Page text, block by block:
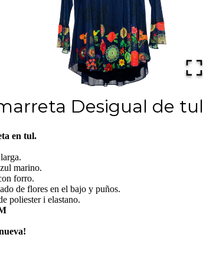
Desigual de tul
en tul.
marino.
forro.
de flores en el bajo y puños.
poliester i elastano.